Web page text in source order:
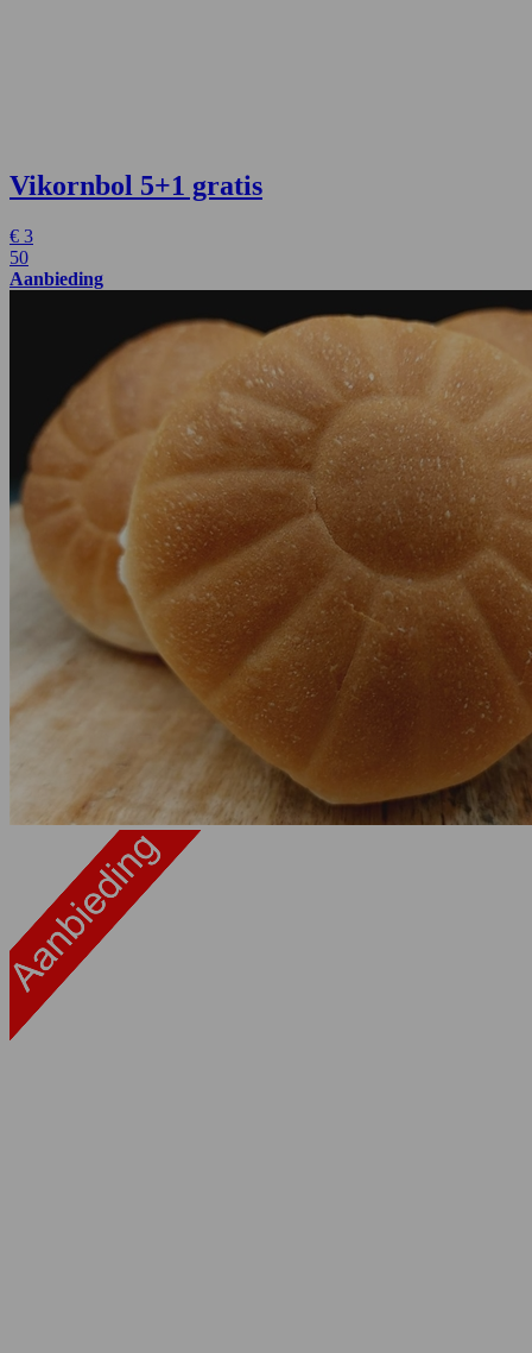
Vikornbol 5+1 gratis
€ 3
50
Aanbieding